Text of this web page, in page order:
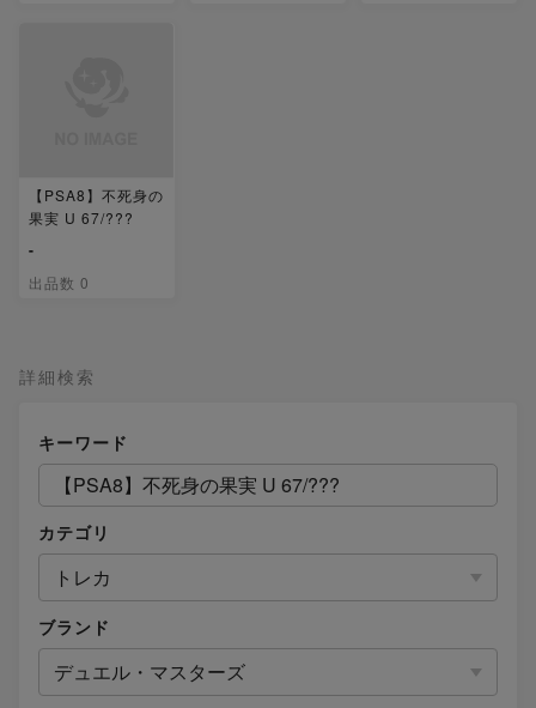
詳細検索
キーワード
カテゴリ
トレカ
ブランド
デュエル・マスターズ
【PSA8】不死身の
果実 U 67/???
-
出品数 0